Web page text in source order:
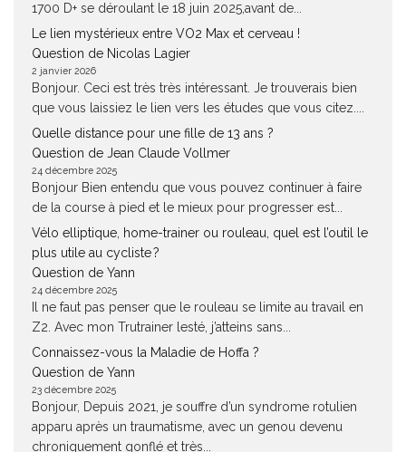
1700 D+ se déroulant le 18 juin 2025,avant de...
Le lien mystérieux entre VO2 Max et cerveau !
Question de Nicolas Lagier
2 janvier 2026
Bonjour. Ceci est très très intéressant. Je trouverais bien
que vous laissiez le lien vers les études que vous citez....
Quelle distance pour une fille de 13 ans ?
Question de Jean Claude Vollmer
24 décembre 2025
Bonjour Bien entendu que vous pouvez continuer à faire
de la course à pied et le mieux pour progresser est...
Vélo elliptique, home-trainer ou rouleau, quel est l’outil le
plus utile au cycliste ?
Question de Yann
24 décembre 2025
Il ne faut pas penser que le rouleau se limite au travail en
Z2. Avec mon Trutrainer lesté, j’atteins sans...
Connaissez-vous la Maladie de Hoffa ?
Question de Yann
23 décembre 2025
Bonjour, Depuis 2021, je souffre d’un syndrome rotulien
apparu après un traumatisme, avec un genou devenu
chroniquement gonflé et très...